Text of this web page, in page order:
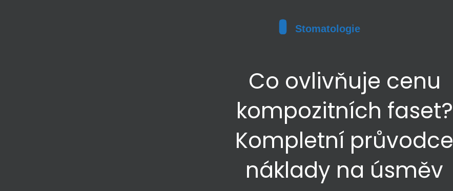
Co ovlivňuje cenu
kompozitních faset?
Kompletní průvodce
náklady na úsměv